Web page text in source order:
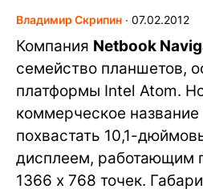
Владимир Скрипин ∙ 07.02.2012
Компания Netbook
семейство планшетов,
платформы Intel Atom.
коммерческое название
похвастать 10,1-
дисплеем, работающим
1366 х 768 точек.